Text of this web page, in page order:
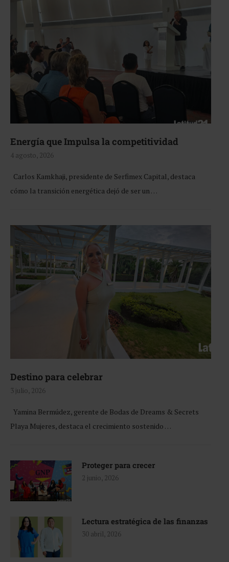
Energía que Impulsa la competitividad
4 agosto, 2026
Carlos Kamkhaji, presidente de Serfimex Capital, destaca
cómo la transición energética dejó de ser un …
Destino para celebrar
3 julio, 2026
Yamina Bermúdez, gerente de Bodas de Dreams & Secrets
Playa Mujeres, destaca el crecimiento sostenido …
Proteger para crecer
2 junio, 2026
Lectura estratégica de las finanzas
30 abril, 2026